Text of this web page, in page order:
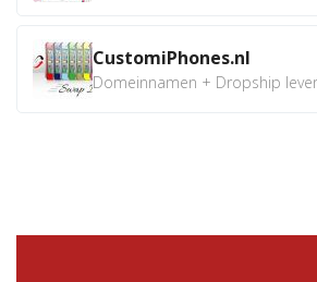
CustomiPhones.nl